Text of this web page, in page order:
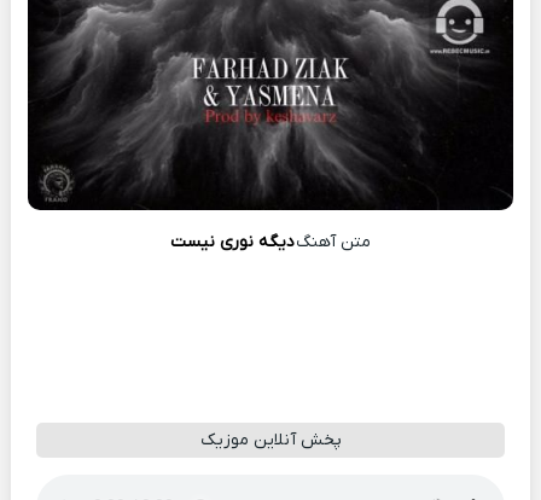
متن آهنگدیگه نوری نیست
پخش آنلاین موزیک